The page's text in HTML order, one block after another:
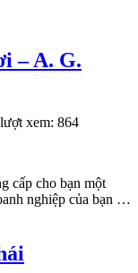
– A. G.
lượt xem: 864
cấp cho bạn một
nghiệp của bạn …